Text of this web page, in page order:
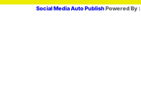
Social Media Auto PublishPowered By :